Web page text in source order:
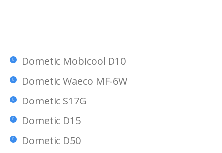
Dometic Mobicool D10
Dometic Waeco MF-6W
Dometic S17G
Dometic D15
Dometic D50